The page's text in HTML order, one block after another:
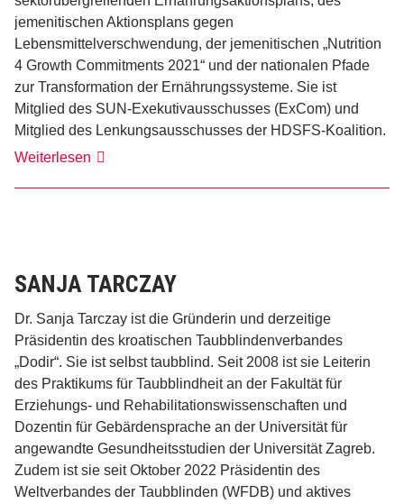
jemenitischen Aktionsplans gegen
Lebensmittelverschwendung, der jemenitischen „Nutrition
4 Growth Commitments 2021“ und der nationalen Pfade
zur Transformation der Ernährungssysteme. Sie ist
Mitglied des SUN-Exekutivausschusses (ExCom) und
Mitglied des Lenkungsausschusses der HDSFS-Koalition.
Weiterlesen Karima
Al-
SANJA TARCZAY
Dr. Sanja Tarczay ist die Gründerin und derzeitige
Präsidentin des kroatischen Taubblindenverbandes
„Dodir“. Sie ist selbst taubblind. Seit 2008 ist sie Leiterin
des Praktikums für Taubblindheit an der Fakultät für
Erziehungs- und Rehabilitationswissenschaften und
Dozentin für Gebärdensprache an der Universität für
angewandte Gesundheitsstudien der Universität Zagreb.
Zudem ist sie seit Oktober 2022 Präsidentin des
Weltverbandes der Taubblinden (WFDB) und aktives